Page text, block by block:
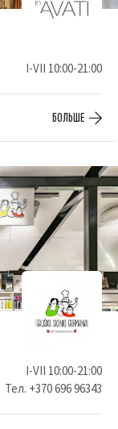
I-VII 10:00-21:00
БОЛЬШЕ
I-VII 10:00-21:00
Тел. +370 696 96343